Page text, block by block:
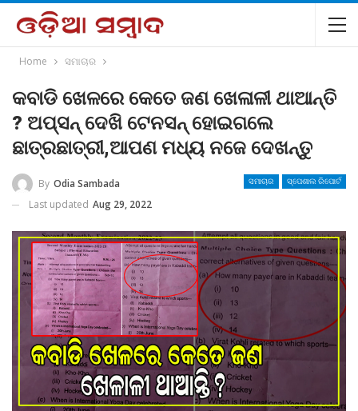
Home ସମାଚାର
କବାଡି ଖେଳରେ କେତେ ଜଣ ଖେଳାଳୀ ଥାଆନ୍ତି
? ଅପ୍ସନ୍ ଦେଖି ଟେନସନ୍ ହୋଇଗଲେ
ଛାତ୍ରଛାତ୍ରୀ,ଆପଣ ମଧ୍ୟ ନଜେ ଦେଖନ୍ତୁ
ସମାଚାର ସ୍ପେଶାଲ ରିପୋର୍ଟ
By Odia Sambada
Last updated Aug 29, 2022